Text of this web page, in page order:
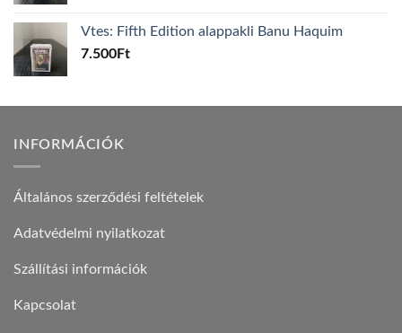
Vtes: Fifth Edition alappakli Banu Haquim
7.500Ft
INFORMÁCIÓK
Általános szerződési feltételek
Adatvédelmi nyilatkozat
Szállítási információk
Kapcsolat